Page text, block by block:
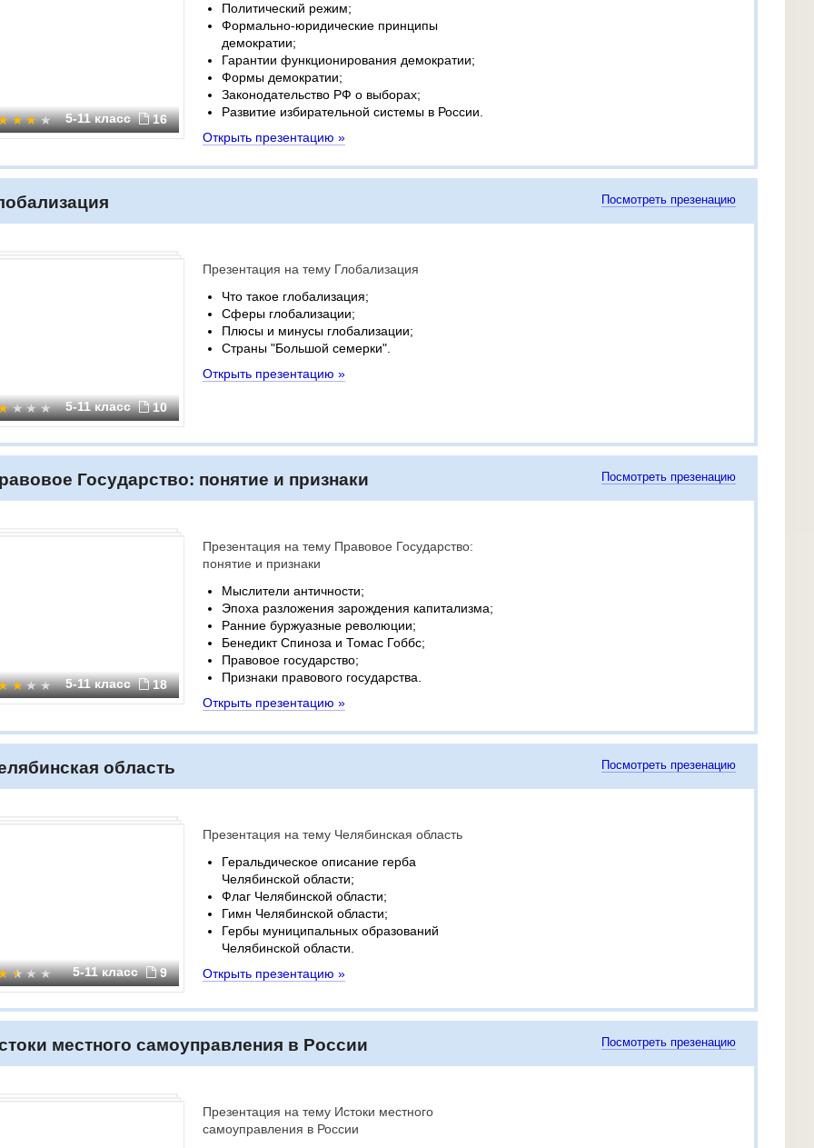
5-11 класс 16
Политический режим;
Формально-юридические принципы
демократии;
Гарантии функционирования демократии;
Формы демократии;
Законодательство РФ о выборах;
Развитие избирательной системы в России.
Открыть презентацию »
Посмотреть презенацию
5-11 класс 10
Презентация на тему Глобализация
Что такое глобализация;
Сферы глобализации;
Плюсы и минусы глобализации;
Страны "Большой семерки".
Открыть презентацию »
Государство: понятие и признаки Посмотреть презенацию
5-11 класс 18
Презентация на тему Правовое Государство:
понятие и признаки
Мыслители античности;
Эпоха разложения зарождения капитализма;
Ранние буржуазные революции;
Бенедикт Спиноза и Томас Гоббс;
Правовое государство;
Признаки правового государства.
Открыть презентацию »
область Посмотреть презенацию
5-11 класс 9
Презентация на тему Челябинская область
Геральдическое описание герба
Челябинской области;
Флаг Челябинской области;
Гимн Челябинской области;
Гербы муниципальных образований
Челябинской области.
Открыть презентацию »
местного самоуправления в России Посмотреть презенацию
Презентация на тему Истоки местного
самоуправления в России